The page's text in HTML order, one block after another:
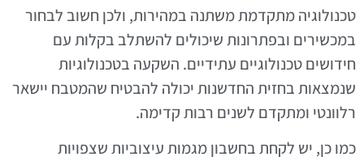
טכנולוגיה מתקדמת משתנה במהירות, ולכן חשוב לבחור
במכשירים ובפתרונות שיכולים להשתלב בקלות עם
חידושים טכנולוגיים עתידיים. השקעה בטכנולוגיות
שנמצאות בחזית החדשנות יכולה להבטיח שהמטבח יישאר
רלוונטי ומתקדם לשנים רבות קדימה.
כמו כן, יש לקחת בחשבון מגמות עיצוביות שצפויות